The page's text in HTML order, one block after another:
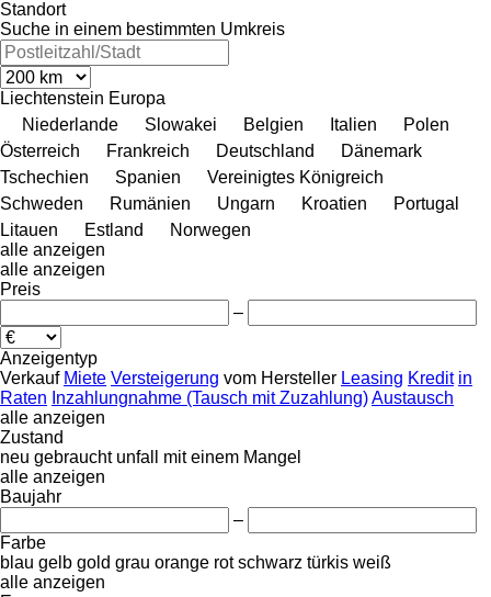
Standort
Suche in einem bestimmten Umkreis
Liechtenstein Europa
Niederlande
Slowakei Belgien Italien
Polen
Österreich
Frankreich Deutschland
Dänemark
Tschechien
Spanien
Vereinigtes Königreich
Schweden
Rumänien Ungarn Kroatien
Portugal
Litauen
Estland
Norwegen
alle anzeigen
alle anzeigen
Preis
–
Anzeigentyp
Verkauf Miete Versteigerung vom Hersteller Leasing Kredit in
Raten Inzahlungnahme (Tausch mit Zuzahlung)Austausch
alle anzeigen
Zustand
neu gebraucht unfall
mit einem Mangel
alle anzeigen
Baujahr
–
Farbe
blau gelb gold grau orange rot schwarz türkis weiß
alle anzeigen